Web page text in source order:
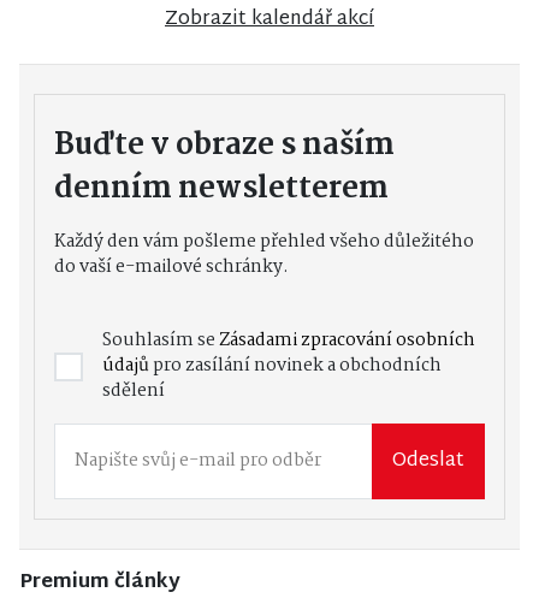
Zobrazit kalendář akcí
Buďte v obraze s naším
denním newsletterem
Každý den vám pošleme přehled všeho důležitého
do vaší e-mailové schránky.
Souhlasím seZásadami zpracování osobních
údajůpro zasílání novinek a obchodních
sdělení
Odeslat
Premium články